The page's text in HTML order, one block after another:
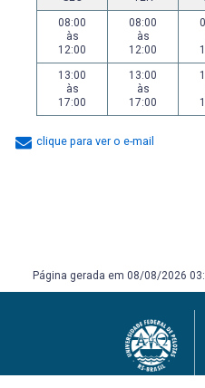
08:00
às
12:00
08:00
às
12:00
13:00
às
17:00
13:00
às
17:00
clique para ver o e-mail
Página gerada em 08/08/2026